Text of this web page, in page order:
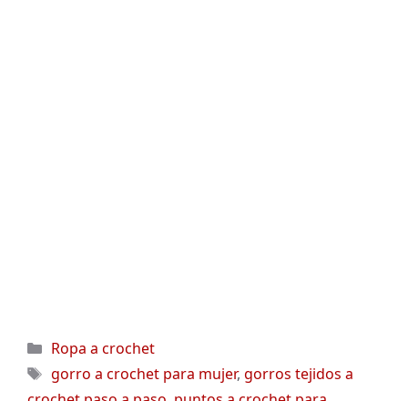
Categorías
Ropa a crochet
Etiquetas
gorro a crochet para mujer, gorros tejidos a